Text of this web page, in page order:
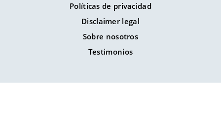
Políticas de privacidad
Disclaimer legal
Sobre nosotros
Testimonios